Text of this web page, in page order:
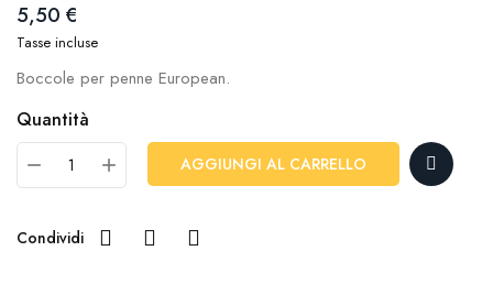
5,50 €
Tasse incluse
Boccole per penne European.
Quantità
AGGIUNGI AL CARRELLO
Condividi